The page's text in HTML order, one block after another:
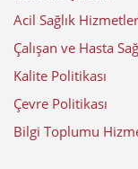
Acil Sağlık
Çalışan ve Hasta
Kalite Politikası
Çevre Politikası
Bilgi Toplumu